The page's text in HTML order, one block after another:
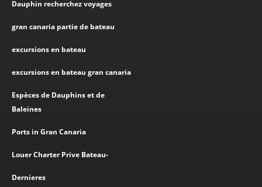
Dauphin recherchez voyages
gran canaria partie de bateau
excursions en bateau
excursions en bateau gran canaria
Espèces de Dauphins et de
Baleines
Ports in Gran Canaria
Louer Charter Prive Bateau-
Dernieres